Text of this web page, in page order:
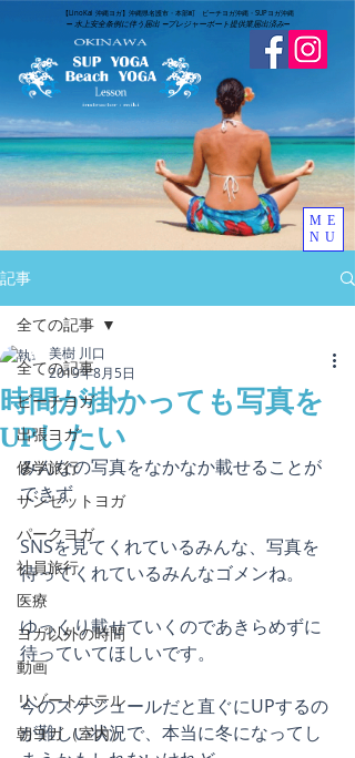
​【LinoKai 沖縄ヨガ】沖縄県名護市・本部町 ビーチヨガ沖縄・SUPヨガ沖縄
➖ 水上安全条例に伴う届出 ➖​プレジャーボート提供業届出済み➖
ME
NU
記事
全ての記事
ビーチヨガ
出張ヨガ
修学旅行
サンセットヨガ
パークヨガ
社員旅行
医療
ヨガ以外の時間
動画
リゾートホテル
朝ヨガ（室内）
全ての記事
時間が掛かっても写真を
UPしたい
美樹 川口
2019年8月5日
みんなの写真をなかなか載せることが
できず
SNSを見てくれているみんな、写真を
待ってくれているみんなゴメンね。
ゆっくり載せていくのであきらめずに
待っていてほしいです。
今のスケジュールだと直ぐにUPするの
が難しい状況で、本当に冬になってし